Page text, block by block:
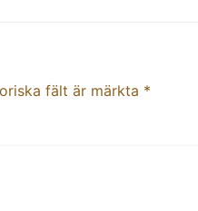
fält är märkta *